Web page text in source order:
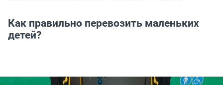
Как правильно перевозить маленьких
детей?